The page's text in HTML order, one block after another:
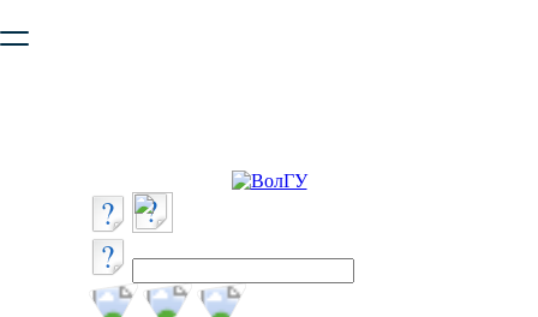
безопасную работу с сайтом. Пожалуйста